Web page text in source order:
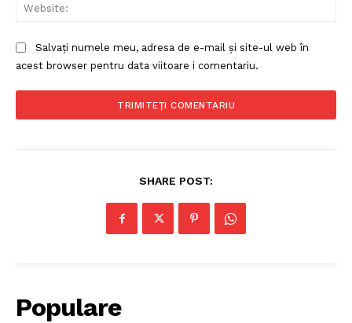
Salvați numele meu, adresa de e-mail și site-ul web în
acest browser pentru data viitoare i comentariu.
SHARE POST:
Populare